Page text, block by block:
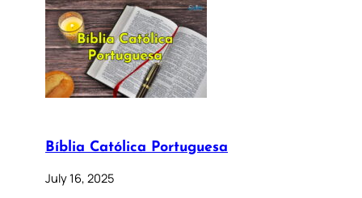
Bíblia Católica Portuguesa
July 16, 2025